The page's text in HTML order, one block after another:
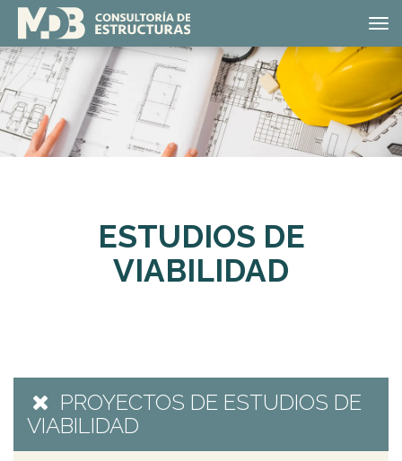
ESTUDIOS DE
VIABILIDAD
PROYECTOS DE ESTUDIOS DE
VIABILIDAD